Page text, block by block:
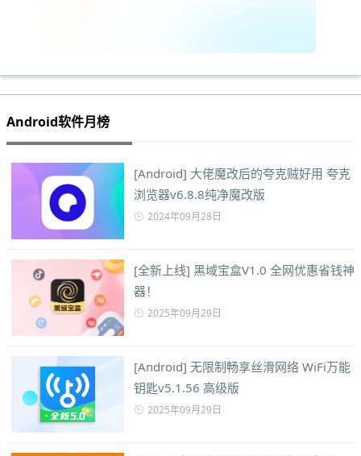
Android软件月榜
[Android] 大佬魔改后的夸克贼好用 夸克
浏览器v6.8.8纯净魔改版
2024年09月28日
[全新上线] 黑域宝盒V1.0 全网优惠省钱神
器！
2025年09月29日
[Android] 无限制畅享丝滑网络 WiFi万能
钥匙v5.1.56 高级版
2025年09月29日